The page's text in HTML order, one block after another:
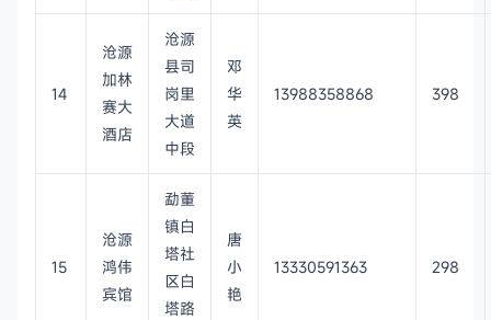
14
沧源
加林
赛大
酒店
沧源
县司
岗里
大道
中段
邓
华
英
13988358868 398
15
沧源
鸿伟
宾馆
勐董
镇白
塔社
区白
塔路
唐
小
艳
13330591363 298